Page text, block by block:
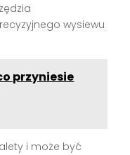
wysiewu
przyniesie
i może być